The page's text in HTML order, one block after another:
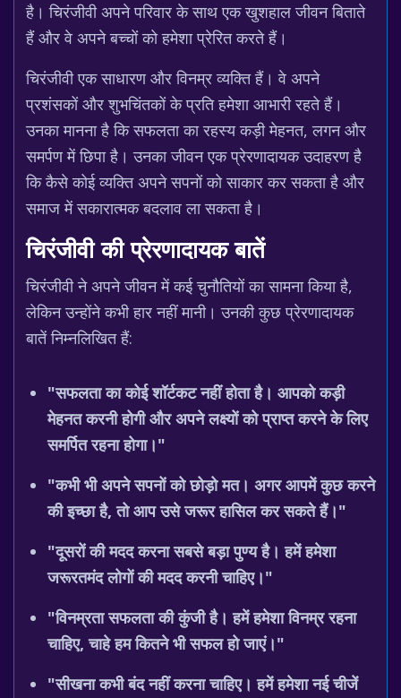
है। चिरंजीवी अपने परिवार के साथ एक खुशहाल जीवन बिताते
हैं और वे अपने बच्चों को हमेशा प्रेरित करते हैं।
चिरंजीवी एक साधारण और विनम्र व्यक्ति हैं। वे अपने
प्रशंसकों और शुभचिंतकों के प्रति हमेशा आभारी रहते हैं।
उनका मानना है कि सफलता का रहस्य कड़ी मेहनत, लगन और
समर्पण में छिपा है। उनका जीवन एक प्रेरणादायक उदाहरण है
कि कैसे कोई व्यक्ति अपने सपनों को साकार कर सकता है और
समाज में सकारात्मक बदलाव ला सकता है।
चिरंजीवी की प्रेरणादायक बातें
चिरंजीवी ने अपने जीवन में कई चुनौतियों का सामना किया है,
लेकिन उन्होंने कभी हार नहीं मानी। उनकी कुछ प्रेरणादायक
बातें निम्नलिखित हैं:
"सफलता का कोई शॉर्टकट नहीं होता है। आपको कड़ी
मेहनत करनी होगी और अपने लक्ष्यों को प्राप्त करने के लिए
समर्पित रहना होगा।"
"कभी भी अपने सपनों को छोड़ो मत। अगर आपमें कुछ करने
की इच्छा है, तो आप उसे जरूर हासिल कर सकते हैं।"
"दूसरों की मदद करना सबसे बड़ा पुण्य है। हमें हमेशा
जरूरतमंद लोगों की मदद करनी चाहिए।"
"विनम्रता सफलता की कुंजी है। हमें हमेशा विनम्र रहना
चाहिए, चाहे हम कितने भी सफल हो जाएं।"
"सीखना कभी बंद नहीं करना चाहिए। हमें हमेशा नई चीजें